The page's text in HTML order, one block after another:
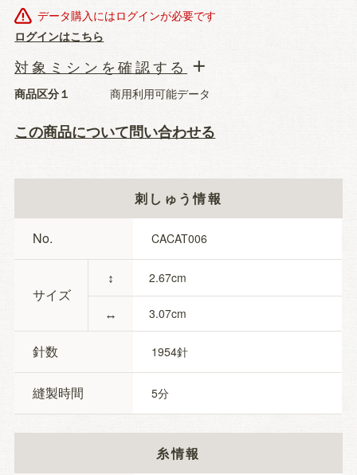
データ購入にはログインが必要です
ログインはこちら
商品区分１ 商用利用可能データ
この商品について問い合わせる
対象ミシンを確認する
刺しゅう情報
No. CACAT006
サイズ
↕
↔
2.67
3.07
針数 1954
縫製時間 5
糸情報